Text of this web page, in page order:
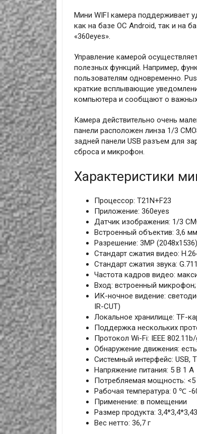
Мини WIFI камера поддерживает
как на базе ОС Android, так и на
«360eyes».
Управление камерой
полезных функций. Например,
пользователям одновременно.
краткие всплывающие
компьютера и сообщают о
Камера действительно очень
панели расположен линза 1/3
задней панели USB разъем для
сброса и микрофон.
Характеристики
Процессор: T21N+F23
Приложение: 360eyes
Датчик изображения: 1/3
Встроенный объектив: 3,6 мм
Разрешение: 3МР (2048x1536)
Стандарт сжатия видео:
Стандарт сжатия звука: G.711
Частота кадров видео:
Вход: встроенный микрофон;
ИК-ночное видение:
IR-CUT)
Локальное хранилище: TF-
Поддержка нескольких
Протокол Wi-Fi: IEEE
Обнаружение движения: есть
Системный интерфейс: USB,
Напряжение питания: 5 В 1 А
Потребляемая мощность: <5
Рабочая температура: 0 ℃ -
Применение: в помещении
Размер продукта:
Вес нетто: 36,7 г